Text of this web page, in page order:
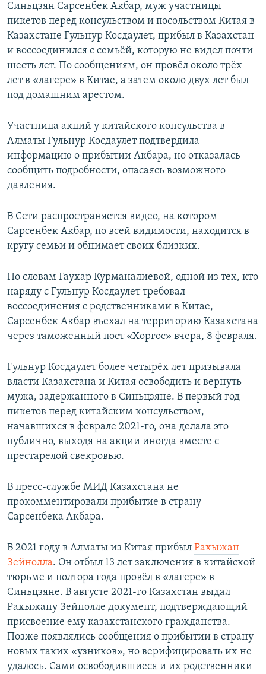
Синьцзян Сарсенбек Акбар, муж участницы
пикетов перед консульством и посольством Китая в
Казахстане Гульнур Косдаулет, прибыл в Казахстан
и воссоединился с семьёй, которую не видел почти
шесть лет. По сообщениям, он провёл около трёх
лет в «лагере» в Китае, а затем около двух лет был
под домашним арестом.
Участница акций у китайского консульства в
Алматы Гульнур Косдаулет подтвердила
информацию о прибытии Акбара, но отказалась
сообщить подробности, опасаясь возможного
давления.
В Сети распространяется видео, на котором
Сарсенбек Акбар, по всей видимости, находится в
кругу семьи и обнимает своих близких.
По словам Гаухар Курманалиевой, одной из тех, кто
наряду с Гульнур Косдаулет требовал
воссоединения с родственниками в Китае,
Сарсенбек Акбар въехал на территорию Казахстана
через таможенный пост «Хоргос» вчера, 8 февраля.
Гульнур Косдаулет более четырёх лет призывала
власти Казахстана и Китая освободить и вернуть
мужа, задержанного в Синьцзяне. В первый год
пикетов перед китайским консульством,
начавшихся в феврале 2021-го, она делала это
публично, выходя на акции иногда вместе с
престарелой свекровью.
В пресс-службе МИД Казахстана не
прокомментировали прибытие в страну
Сарсенбека Акбара.
В 2021 году в Алматы из Китая прибыл Рахыжан
Зейнолла. Он отбыл 13 лет заключения в китайской
тюрьме и полтора года провёл в «лагере» в
Синьцзяне. В августе 2021-го Казахстан выдал
Рахыжану Зейнолле документ, подтверждающий
присвоение ему казахстанского гражданства.
Позже появлялись сообщения о прибытии в страну
новых таких «узников», но верифицировать их не
удалось. Сами освободившиеся и их родственники